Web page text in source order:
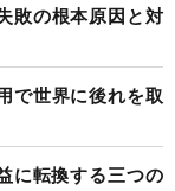
敗の根本原因と対
で世界に後れを取
に転換する三つの